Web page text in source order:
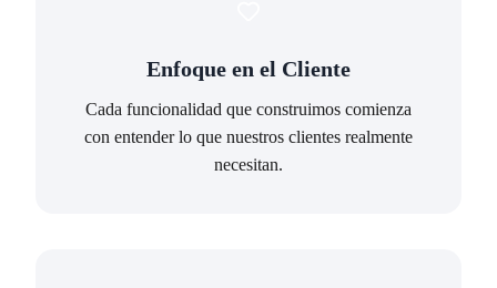
Enfoque en el Cliente
Cada funcionalidad que construimos comienza
con entender lo que nuestros clientes realmente
necesitan.